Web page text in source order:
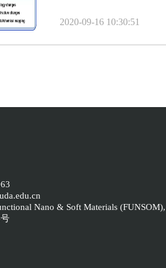
2020-09-16 10:30:51
Nano & Soft Materials